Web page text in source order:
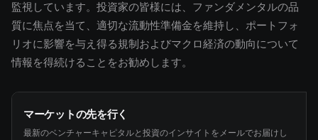
監視しています。投資家の皆様には、ファンダメンタルの品
質に焦点を当て、適切な流動性準備金を維持し、ポートフォ
リオに影響を与え得る規制およびマクロ経済の動向について
情報を得続けることをお勧めします。
マーケットの先を行く
最新のベンチャーキャピタルと投資のインサイトをメールでお届けし